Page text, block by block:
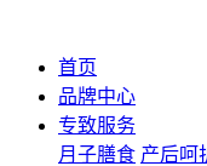
首页
品牌中心
专致服务
月子膳食 产后呵